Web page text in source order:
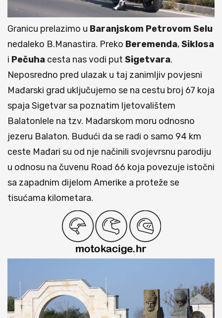
Granicu prelazimo u Baranjskom Petrovom Selu
nedaleko B.Manastira. Preko Beremenda,Siklosa
i Pečuha cesta nas vodi put Sigetvara.
Neposredno pred ulazak u taj zanimljiv povjesni
Mađarski grad uključujemo se na cestu broj 67 koja
spaja Sigetvar sa poznatim ljetovalištem
Balatonlele na tzv. Mađarskom moru odnosno
jezeru Balaton. Budući da se radi o samo 94 km
ceste Mađari su od nje načinili svojevrsnu parodiju
u odnosu na čuvenu Road 66 koja povezuje istočni
sa zapadnim dijelom Amerike a proteže se
tisućama kilometara.